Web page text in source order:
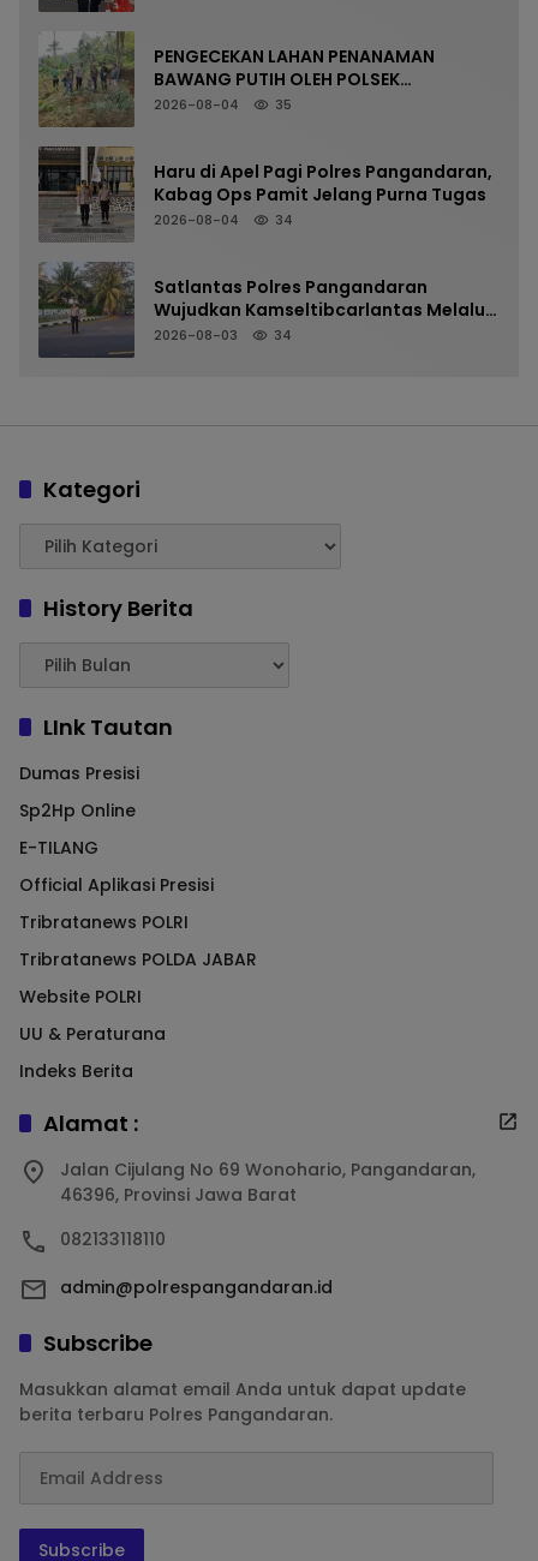
PENGECEKAN LAHAN PENANAMAN
BAWANG PUTIH OLEH POLSEK
LANGKAPLANCAR DUKUNG PROGRAM
2026-08-04 35
Haru di Apel Pagi Polres Pangandaran,
Kabag Ops Pamit Jelang Purna Tugas
2026-08-04 34
Satlantas Polres Pangandaran
Wujudkan Kamseltibcarlantas Melalui
Pelayanan Arus Pagi
2026-08-03 34
Kategori
History Berita
LInk Tautan
Dumas Presisi
Sp2Hp Online
E-TILANG
Official Aplikasi Presisi
Tribratanews POLRI
Tribratanews POLDA JABAR
Website POLRI
UU & Peraturana
Indeks Berita
Alamat :
Jalan Cijulang No 69 Wonohario, Pangandaran,
46396, Provinsi Jawa Barat
082133118110
admin@polrespangandaran.id
Subscribe
Masukkan alamat email Anda untuk dapat update
berita terbaru Polres Pangandaran.
Subscribe